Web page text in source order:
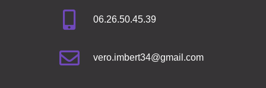
06.26.50.45.39
vero.imbert34@gmail.com